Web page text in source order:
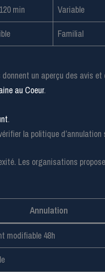
min Variable
Familial
un aperçu des avis
au Coeur.
.
la politique
Les organisations
Annulation
modifiable 48h